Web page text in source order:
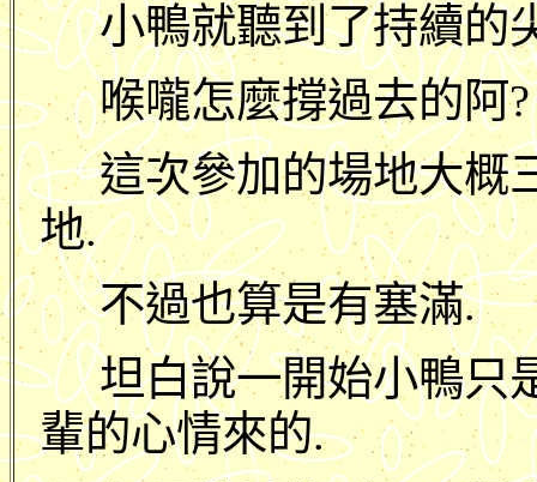
小鴨就聽到了持續的
喉嚨怎麼撐過去的阿?
這次參加的場地大概
地.
不過也算是有塞滿.
坦白說一開始小鴨只
輩的心情來的.